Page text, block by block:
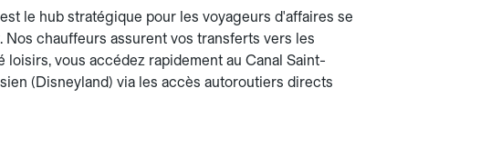
le hub stratégique pour les voyageurs d'affaires se
chauffeurs assurent vos transferts vers les
vous accédez rapidement au Canal Saint-
(Disneyland) via les accès autoroutiers directs